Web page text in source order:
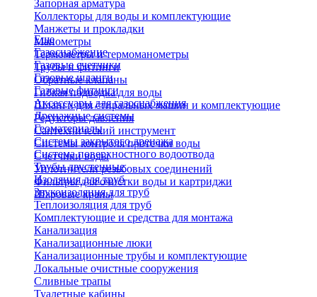
Запорная арматура
Коллекторы для воды и комплектующие
Манжеты и прокладки
Манометры
Термометры и термоманометры
Трубы и фитинги
Обратные клапаны
Гибкая подводка для воды
Шланги для стиральных машин и комплектующие
Редукторы давления
Сантехнический инструмент
Системы контроля протечки воды
Счетчики воды
Уплотнители резьбовых соединений
Фильтры для очистки воды и картриджи
Шаровые краны
Еще
Газоснабжение
Газовые счетчики
Газовые шланги
Газовые фитинги
Аксессуары для газоснабжения
Дренажные системы
Геоматериалы
Системы закрытого дренажа
Система поверхностного водоотвода
Трубы двустенные
Изоляция для труб
Звукоизоляция для труб
Теплоизоляция для труб
Комплектующие и средства для монтажа
Канализация
Канализационные люки
Канализационные трубы и комплектующие
Локальные очистные сооружения
Сливные трапы
Туалетные кабины